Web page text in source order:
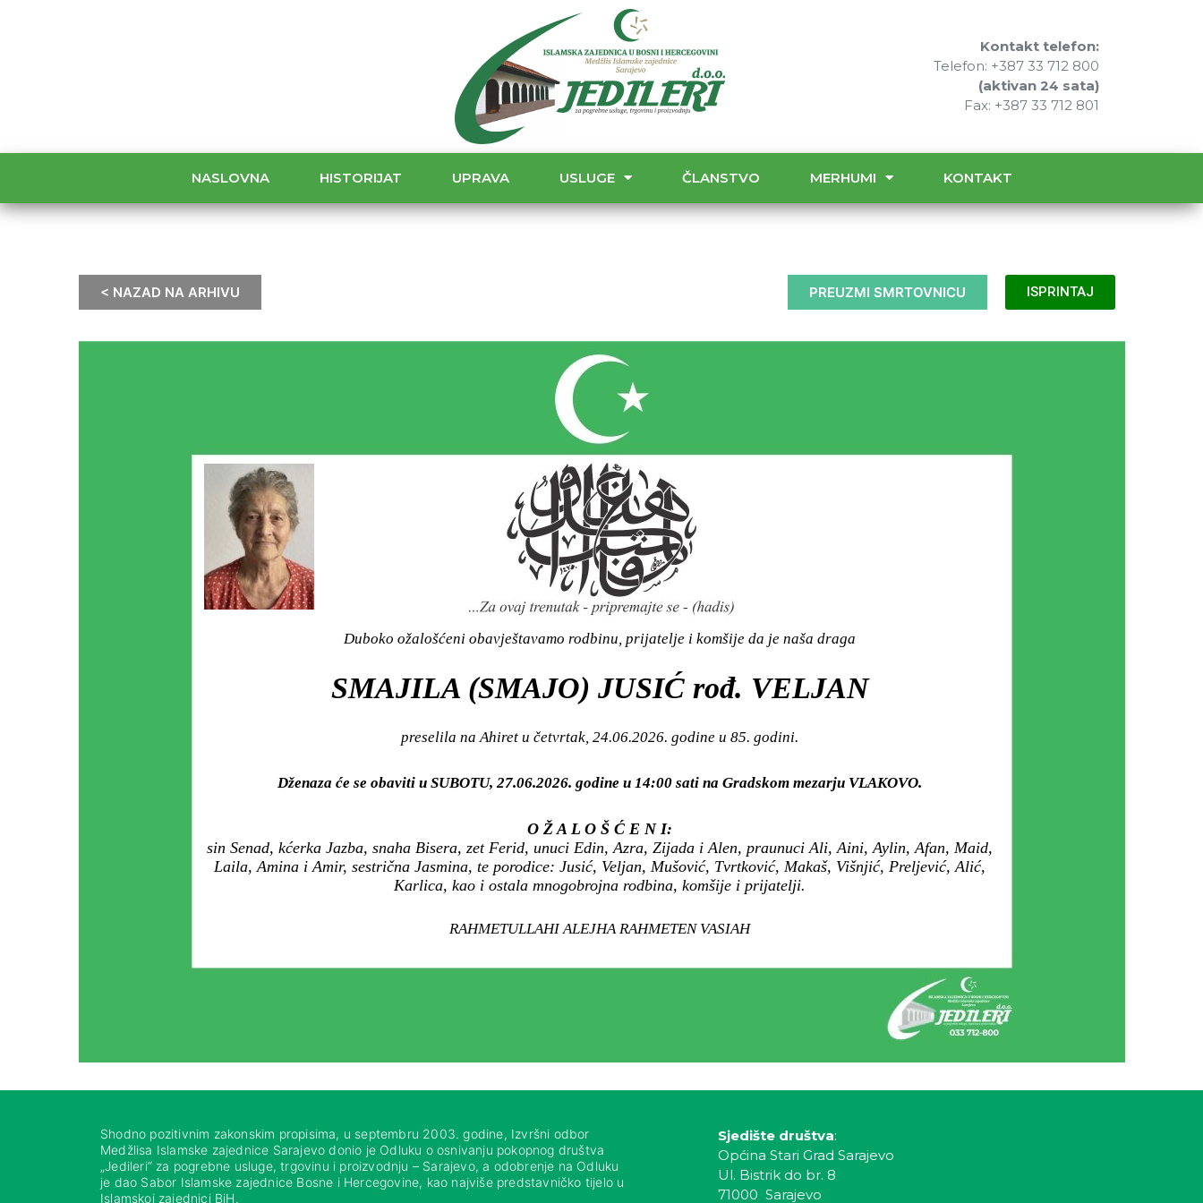
Kontakt telefon:
Telefon: +387 33 712 800
(aktivan 24 sata)
Fax: +387 33 712 801
NASLOVNA HISTORIJAT UPRAVA USLUGE ČLANSTVO MERHUMI KONTAKT
< NAZAD NA ARHIVU PREUZMI SMRTOVNICU ISPRINTAJ
Duboko ožalošćeni obavještavamo rodbinu, prijatelje i komšije da je naša draga
SMAJILA (SMAJO) JUSIĆ rođ. VELJAN
preselila na Ahiret u četvrtak, 24.06.2026. godine u 85. godini.
Dženaza će se obaviti u SUBOTU, 27.06.2026. godine u 14:00 sati na Gradskom mezarju VLAKOVO.
O Ž A L O Š Ć E N I:
sin Senad, kćerka Jazba, snaha Bisera, zet Ferid, unuci Edin, Azra, Zijada i Alen, praunuci Ali, Aini, Aylin, Afan, Maid,
Laila, Amina i Amir, sestrična Jasmina, te porodice: Jusić, Veljan, Mušović, Tvrtković, Makaš, Višnjić, Preljević, Alić,
Karlica, kao i ostala mnogobrojna rodbina, komšije i prijatelji.
RAHMETULLAHI ALEJHA RAHMETEN VASIAH
Shodno pozitivnim zakonskim propisima, u septembru 2003. godine, Izvršni odbor
Medžlisa Islamske zajednice Sarajevo donio je Odluku o osnivanju pokopnog društva
„Jedileri“ za pogrebne usluge, trgovinu i proizvodnju – Sarajevo, a odobrenje na Odluku
je dao Sabor Islamske zajednice Bosne i Hercegovine, kao najviše predstavničko tijelo u
Islamskoj zajednici BiH.
Sjedište društva:
Općina Stari Grad Sarajevo
Ul. Bistrik do br. 8
71000 Sarajevo